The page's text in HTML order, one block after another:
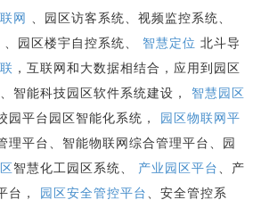
网
、园区访客系统、视频监控系统、
、园区楼宇自控系统、 智慧定位 北斗导
，互联网和大数据相结合，应用到园区
、智能科技园区软件系统建设， 智慧园区
园平台园区智能化系统， 园区物联网平
理平台、智能物联网综合管理平台、园
智慧化工园区系统、 产业园区平台
、产
台， 园区安全管控平台
、安全管控系